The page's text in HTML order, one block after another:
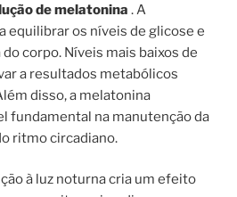
de melatonina . A
equilibrar os níveis de glicose e
corpo. Níveis mais baixos de
a resultados metabólicos
disso, a melatonina
fundamental na manutenção da
ritmo circadiano.
à luz noturna cria um efeito